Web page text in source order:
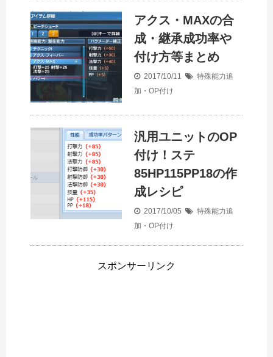
アクス・MAXの合
成・継承成功率や
付け方等まとめ
2017/10/11
特殊能力追
加・OP付け
汎用ユニットのOP
付け！ステ
85HP115PP18の作
成レシピ
2017/10/05
特殊能力追
加・OP付け
スポンサーリンク